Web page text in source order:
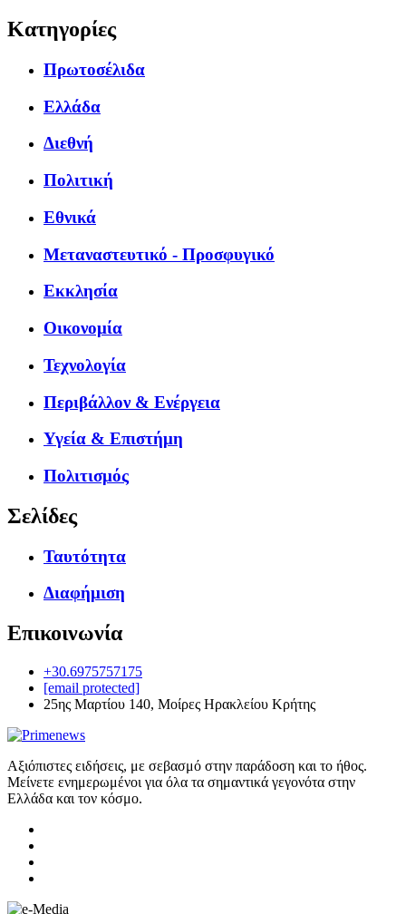
Κατηγορίες
Πρωτοσέλιδα
Ελλάδα
Διεθνή
Πολιτική
Εθνικά
Μεταναστευτικό - Προσφυγικό
Εκκλησία
Οικονομία
Τεχνολογία
Περιβάλλον & Ενέργεια
Υγεία & Επιστήμη
Πολιτισμός
Σελίδες
Ταυτότητα
Διαφήμιση
Επικοινωνία
+30.6975757175
[email protected]
25ης Μαρτίου 140, Μοίρες Ηρακλείου Κρήτης
Αξιόπιστες ειδήσεις, με σεβασμό στην παράδοση και το ήθος.
Μείνετε ενημερωμένοι για όλα τα σημαντικά γεγονότα στην
Ελλάδα και τον κόσμο.